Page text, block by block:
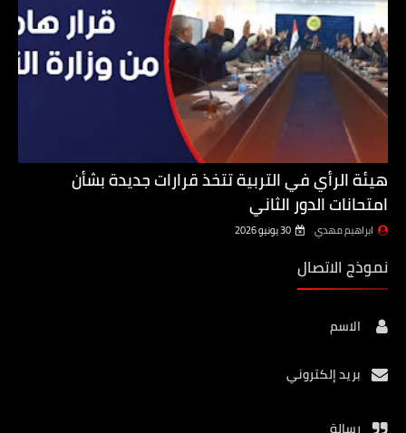
هيئة الرأي في التربية تتخذ قرارات جديدة بشأن
امتحانات الدور الثاني
ابراهيم مهدي 30 يونيو 2026
نموذج الاتصال
الاسم
بريد إلكتروني
رسالة